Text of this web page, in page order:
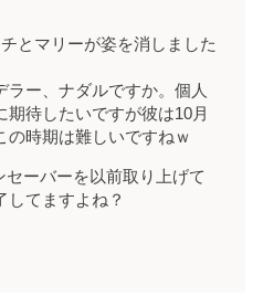
とマリーが姿を消しました
ラー、ナダルですか。個人
待したいですが彼は10月
の時期は難しいですねｗ
ーバーを以前取り上げて
してますよね？